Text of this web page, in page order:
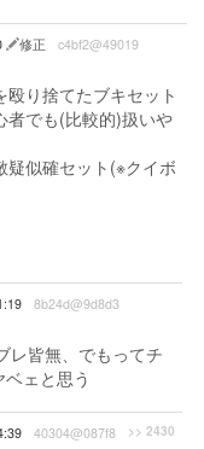
修正 c4bf2@49019
殴り捨てたブキセット
者でも(比較的)扱いや
疑似確セット(※クイボ
8b24d@9d8d3
レ皆無、でもってチ
ェと思う
40304@087f8 >> 2430